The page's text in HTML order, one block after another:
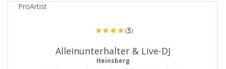
ProArtist
(3)
Alleinunterhalter & Live-DJ
Heinsberg